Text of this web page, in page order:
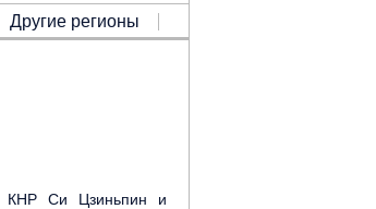
Другие регионы
КНР Си Цзиньпин и